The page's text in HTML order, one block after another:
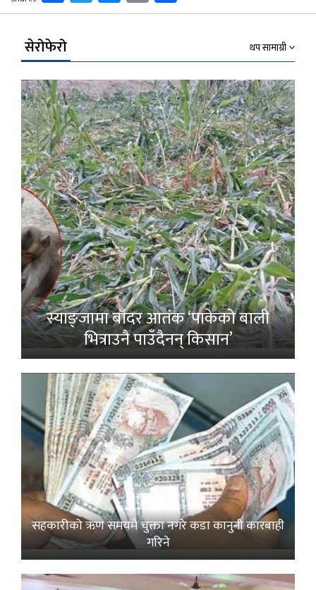
Link
सेरोफेरो थप सामाग्री
स्याङ्जामा बाँदर आतंक ‘पाकेको बाली
भित्राउनै पाउँदैनन् किसान’
सहकारीको ऋण समयमै चुक्ता नगरे कडा कानुनी कारबाही
गरिने